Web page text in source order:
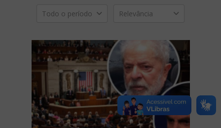
Todo o período Relevância